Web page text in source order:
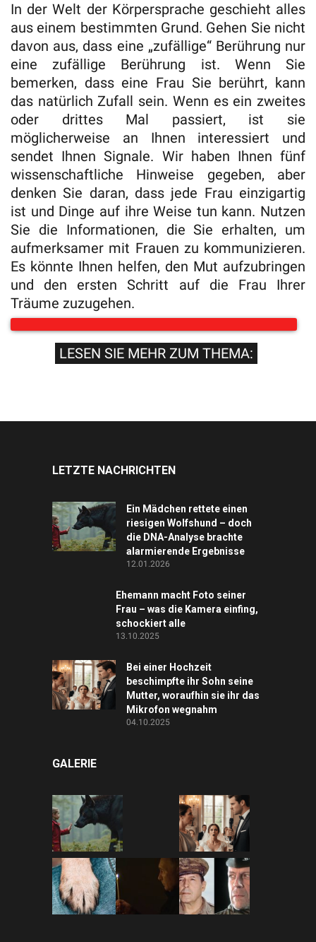
In der Welt der Körpersprache geschieht alles
aus einem bestimmten Grund. Gehen Sie nicht
davon aus, dass eine „zufällige“ Berührung nur
eine zufällige Berührung ist. Wenn Sie
bemerken, dass eine Frau Sie berührt, kann
das natürlich Zufall sein. Wenn es ein zweites
oder drittes Mal passiert, ist sie
möglicherweise an Ihnen interessiert und
sendet Ihnen Signale. Wir haben Ihnen fünf
wissenschaftliche Hinweise gegeben, aber
denken Sie daran, dass jede Frau einzigartig
ist und Dinge auf ihre Weise tun kann. Nutzen
Sie die Informationen, die Sie erhalten, um
aufmerksamer mit Frauen zu kommunizieren.
Es könnte Ihnen helfen, den Mut aufzubringen
und den ersten Schritt auf die Frau Ihrer
Träume zuzugehen.
LESEN SIE MEHR ZUM THEMA:
LETZTE NACHRICHTEN
Ein Mädchen rettete einen
riesigen Wolfshund – doch
die DNA-Analyse brachte
alarmierende Ergebnisse
12.01.2026
Ehemann macht Foto seiner
Frau – was die Kamera einfing,
schockiert alle
13.10.2025
Bei einer Hochzeit
beschimpfte ihr Sohn seine
Mutter, woraufhin sie ihr das
Mikrofon wegnahm
04.10.2025
GALERIE